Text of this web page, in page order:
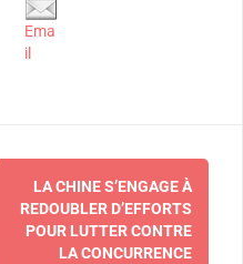
Ema
il
LA CHINE S’ENGAGE À
REDOUBLER D’EFFORTS
POUR LUTTER CONTRE
LA CONCURRENCE